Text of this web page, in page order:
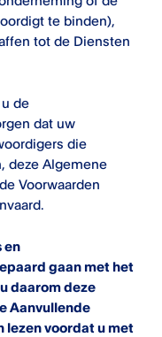
te binden),
tot de Diensten
de
dat uw
die
deze Algemene
Voorwaarden
en
gaan met het
daarom deze
Aanvullende
lezen voordat u met